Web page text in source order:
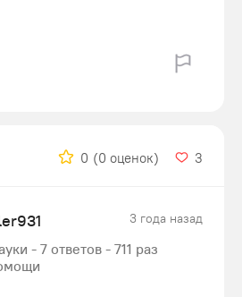
0 (0 оценок) 3
3 года назад
- 7 ответов - 711 раз